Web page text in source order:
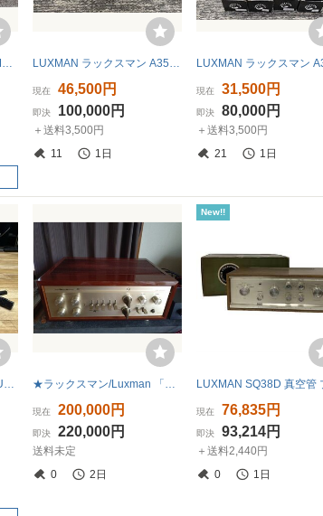
現在 46,500円
即決 100,000円
＋送料3,500円
11
1日
現在 31,500円
即決 80,000円
＋送料3,500円
21
1日
現在 200,000円
即決 220,000円
送料未定
0
2日
New!!
現在 76,835円
即決 93,214円
＋送料2,440円
0
1日